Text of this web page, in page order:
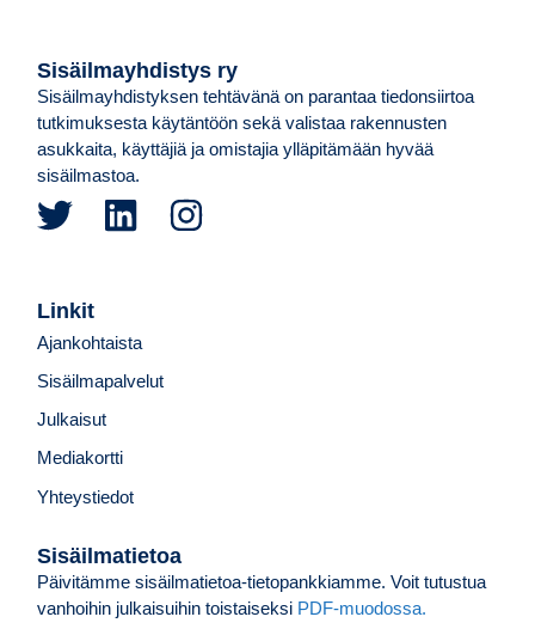
Sisäilmayhdistys ry
Sisäilmayhdistyksen tehtävänä on parantaa tiedonsiirtoa
tutkimuksesta käytäntöön sekä valistaa rakennusten
asukkaita, käyttäjiä ja omistajia ylläpitämään hyvää
sisäilmastoa.
Sisäilmatietoa
Päivitämme sisäilmatietoa-tietopankkiamme. Voit tutustua
vanhoihin julkaisuihin toistaiseksi PDF-muodossa.
Linkit
Ajankohtaista
Sisäilmapalvelut
Julkaisut
Mediakortti
Yhteystiedot